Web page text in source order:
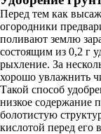
Перед тем как
огородники
поливают землю
состоящим из 0,2 г
рыхление. За
хорошо увлажнить
Такой способ
низкое содержание
болотистую
кислотой перед его